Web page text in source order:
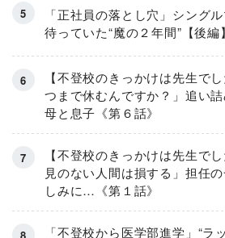
「正社員の落とし穴」シング
待っていた“魔の２年間”【後編】
【不登校のきっかけは先生で
つまで休むんですか？」追い
母と息子《第６話》
【不登校のきっかけは先生で
見のない人間は損する」担任
しみに…《第１話》
「不登校から医学部進学」“ラ